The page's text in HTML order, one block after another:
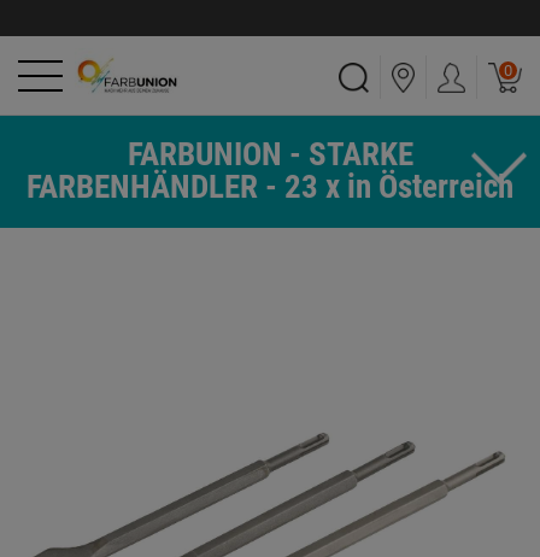
0
FARBUNION - STARKE
FARBENHÄNDLER - 23 x in Österreich